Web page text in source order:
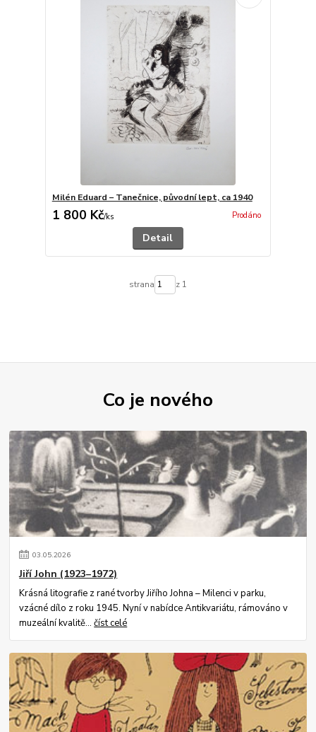
Milén Eduard – Tanečnice, původní lept, ca 1940
1 800 Kč/ks Prodáno
Detail
strana z 1
Co je nového
03.05.2026
Jiří John (1923–1972)
Krásná litografie z rané tvorby Jiřího Johna – Milenci v parku,
vzácné dílo z roku 1945. Nyní v nabídce Antikvariátu, rámováno v
muzeální kvalitě...číst celé